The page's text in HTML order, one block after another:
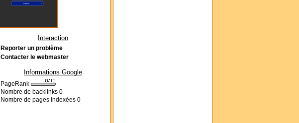
Interaction
Reporter un problème
Contacter le webmaster
Informations Google
PageRank
Nombre de backlinks 0
Nombre de pages indexées 0